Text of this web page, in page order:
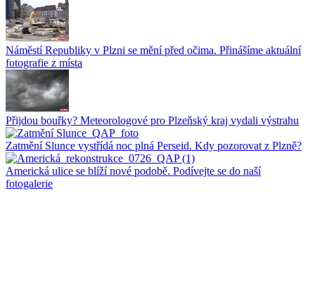
Náměstí Republiky v Plzni se mění před očima. Přinášíme aktuální
fotografie z místa
Přijdou bouřky? Meteorologové pro Plzeňský kraj vydali výstrahu
Zatmění Slunce vystřídá noc plná Perseid. Kdy pozorovat z Plzně?
Americká ulice se blíží nové podobě. Podívejte se do naší
fotogalerie